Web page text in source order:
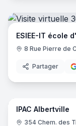
8 Rue Pierre de
Partager
IPAC Albertville
354 Chem. des